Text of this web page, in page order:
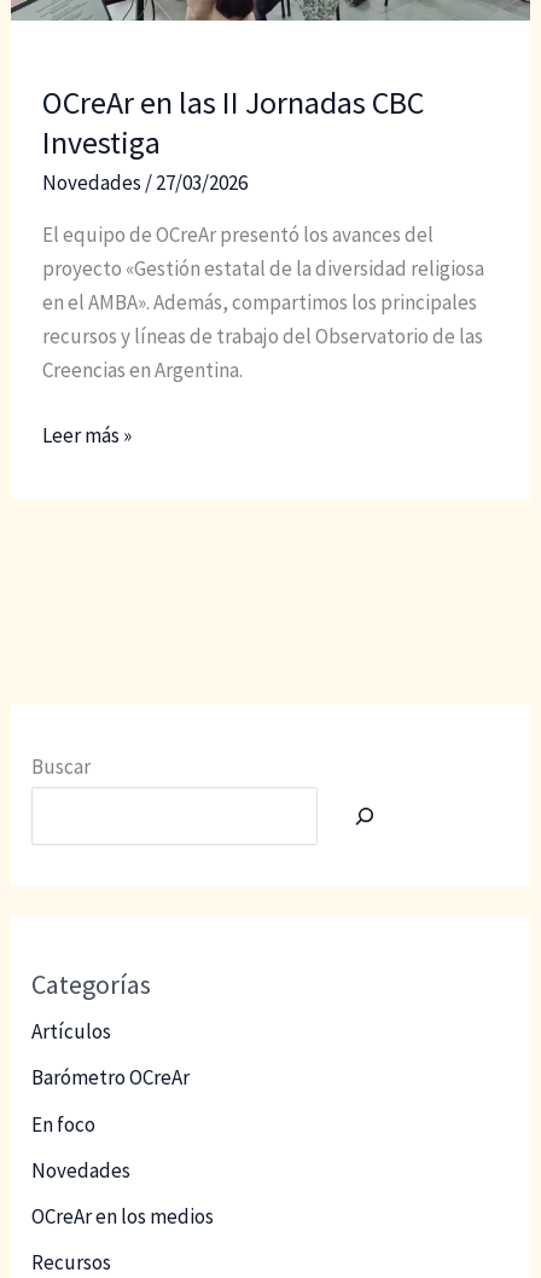
OCreAr en las II Jornadas CBC
Investiga
Novedades /27/03/2026
El equipo de OCreAr presentó los avances del
proyecto «Gestión estatal de la diversidad religiosa
en el AMBA». Además, compartimos los principales
recursos y líneas de trabajo del Observatorio de las
Creencias en Argentina.
OCreAr
Leer más »
Buscar
Categorías
Artículos
Barómetro OCreAr
En foco
Novedades
OCreAr en los medios
Recursos